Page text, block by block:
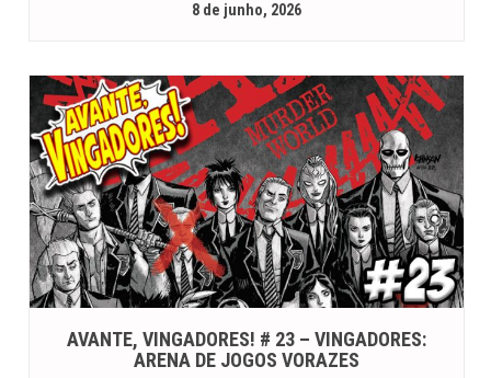
8 de junho, 2026
AVANTE, VINGADORES! # 23 – VINGADORES:
ARENA DE JOGOS VORAZES